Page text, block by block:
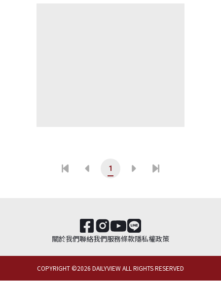
1
關於我們聯絡我們服務條款隱私權政策
COPYRIGHT ©2026 DAILYVIEW ALL RIGHTS RESERVED